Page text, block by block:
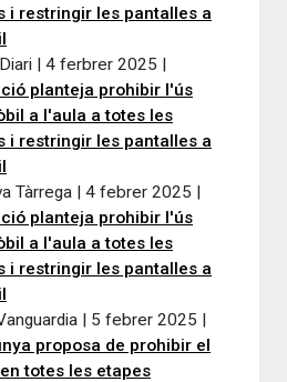
i restringir les pantalles a
| 4 ferbrer 2025 |
planteja prohibir l'ús
a l'aula a totes les
i restringir les pantalles a
Tàrrega | 4 febrer 2025 |
planteja prohibir l'ús
a l'aula a totes les
i restringir les pantalles a
| 5 febrer 2025 |
proposa de prohibir el
totes les etapes